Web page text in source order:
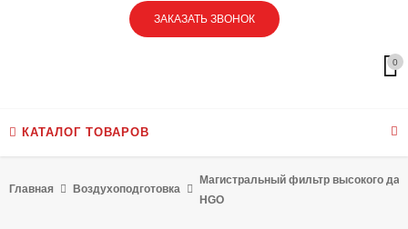
ЗАКАЗАТЬ ЗВОНОК
0
КАТАЛОГ ТОВАРОВ
Главная Воздухоподготовка
Магистральный фильтр высокого
HGO